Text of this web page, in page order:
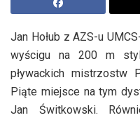
Jan Hołub z AZS-u
wyścigu na 200 m
pływackich mistrzostw
Piąte miejsce na tym
Jan Świtkowski.